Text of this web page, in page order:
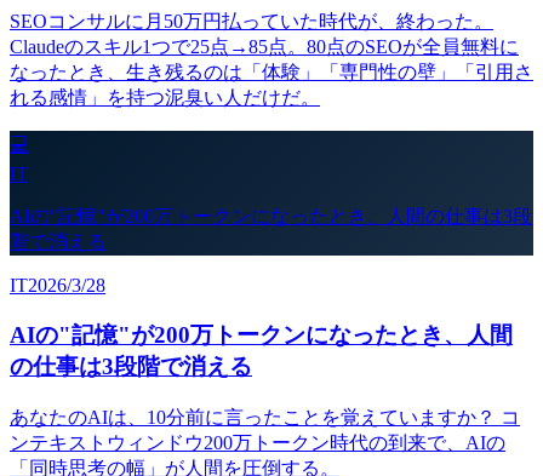
SEOコンサルに月50万円払っていた時代が、終わった。
Claudeのスキル1つで25点→85点。80点のSEOが全員無料に
なったとき、生き残るのは「体験」「専門性の壁」「引用さ
れる感情」を持つ泥臭い人だけだ。
💻
IT
AIの"記憶"が200万トークンになったとき、人間の仕事は3段
階で消える
IT2026/3/28
AIの"記憶"が200万トークンになったとき、人間
の仕事は3段階で消える
あなたのAIは、10分前に言ったことを覚えていますか？ コ
ンテキストウィンドウ200万トークン時代の到来で、AIの
「同時思考の幅」が人間を圧倒する。